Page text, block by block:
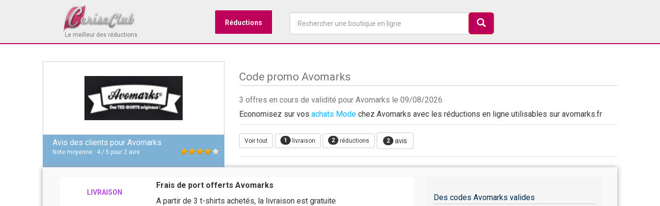
Le meilleur des réductions
Réductions
Avis des clients pour Avomarks
Note moyenne : 4 / 5 pour 2 avis
Code promo Avomarks
3 offres en cours de validité pour Avomarks le 09/08/2026
Economisez sur vos achats Mode chez Avomarks avec les réductions en ligne utilisables sur avomarks.fr
Voir tout 1 livraison 2 réductions 2 avis
LIVRAISON
Frais de port offerts Avomarks
A partir de 3 t-shirts achetés, la livraison est gratuite
Des codes Avomarks valides